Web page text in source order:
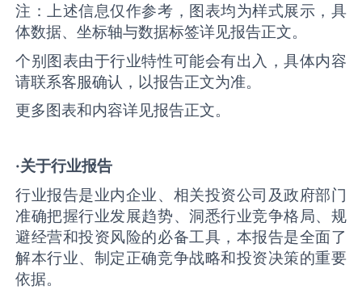
注：上述信息仅作参考，图表均为样式展示，具
体数据、坐标轴与数据标签详见报告正文。
个别图表由于行业特性可能会有出入，具体内容
请联系客服确认，以报告正文为准。
更多图表和内容详见报告正文。
·关于行业报告
行业报告是业内企业、相关投资公司及政府部门
准确把握行业发展趋势、洞悉行业竞争格局、规
避经营和投资风险的必备工具，本报告是全面了
解本行业、制定正确竞争战略和投资决策的重要
依据。